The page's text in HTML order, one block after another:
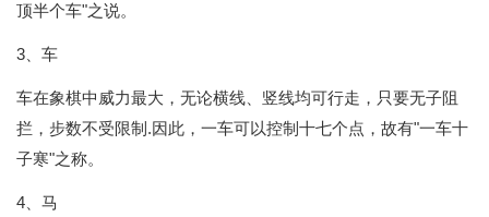
顶半个车"之说。
3、车
车在象棋中威力最大，无论横线、竖线均可行走，只要无子阻
拦，步数不受限制.因此，一车可以控制十七个点，故有"一车十
子寒"之称。
4、马